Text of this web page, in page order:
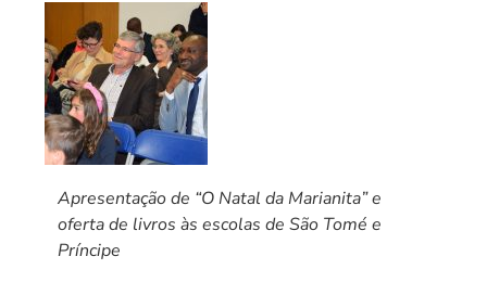
Apresentação de “O Natal da Marianita” e
oferta de livros às escolas de São Tomé e
Príncipe